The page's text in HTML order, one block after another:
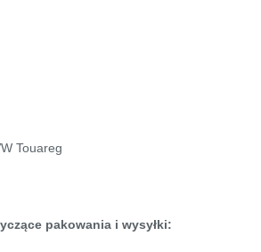
Touareg
pakowania i wysyłki: